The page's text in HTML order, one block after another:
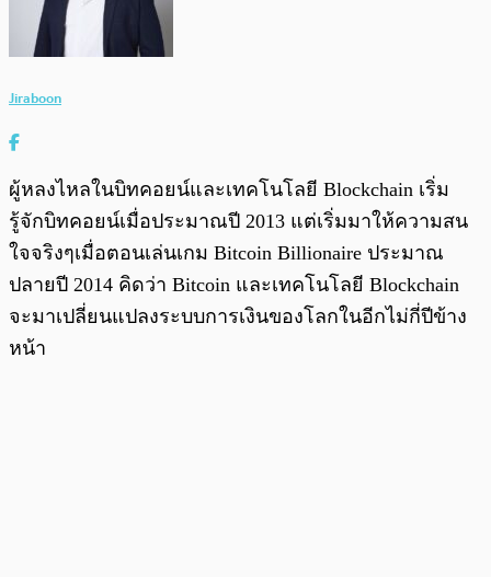
Jiraboon
ผู้หลงไหลในบิทคอยน์และเทคโนโลยี Blockchain เริ่ม
รู้จักบิทคอยน์เมื่อประมาณปี 2013 แต่เริ่มมาให้ความสน
ใจจริงๆเมื่อตอนเล่นเกม Bitcoin Billionaire ประมาณ
ปลายปี 2014 คิดว่า Bitcoin และเทคโนโลยี Blockchain
จะมาเปลี่ยนแปลงระบบการเงินของโลกในอีกไม่กี่ปีข้าง
หน้า